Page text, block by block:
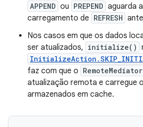
APPEND ou PREPEND aguarda
carregamento de REFRESH
Nos casos em que os dados
ser atualizados, initialize()
faz com que o RemoteMediator
atualização remota e carregue
armazenados em cache.